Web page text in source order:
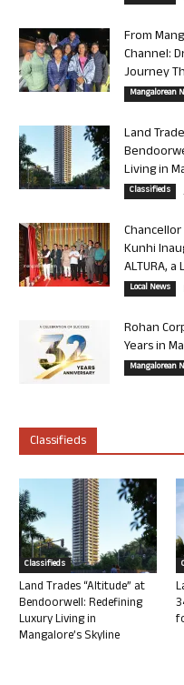
From
Channel:
Journey
Mangalorean
Land
Living in
Classifieds
Kunhi
ALTURA,
Local News
Rohan
Years in
Mangalorean
Classifieds
Classifieds
Land Trades “Altitude” at
Bendoorwell: Redefining
Luxury Living in
Mangalore’s Skyline